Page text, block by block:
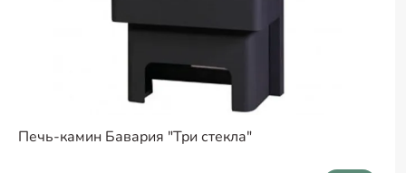
Печь-камин Бавария "Три стекла"